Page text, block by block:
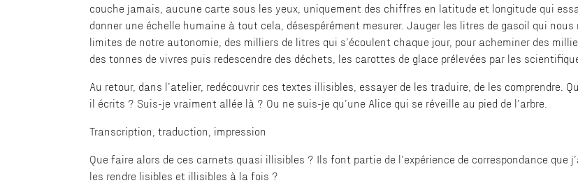
couche jamais, aucune carte sous les yeux, uniquement des chiffres en latitude et longitude qui
donner une échelle humaine à tout cela, désespérément mesurer. Jauger les litres de gasoil qui
limites de notre autonomie, des milliers de litres qui s’écoulent chaque jour, pour acheminer des
des tonnes de vivres puis redescendre des déchets, les carottes de glace prélevées par les
Au retour, dans l’atelier, redécouvrir ces textes illisibles, essayer de les traduire, de les comprendre.
il écrits ? Suis-je vraiment allée là ? Ou ne suis-je qu’une Alice qui se réveille au pied de l’arbre.
Transcription, traduction, impression
Que faire alors de ces carnets quasi illisibles ? Ils font partie de l’expérience de correspondance que
les rendre lisibles et illisibles à la fois ?